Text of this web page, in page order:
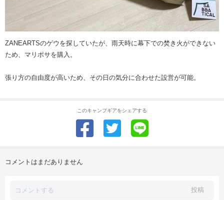
ZANEARTSのゲウを探していたが、雨天時に幕下での焚き火ができない
ため、マリポサを購入。
張り方の自由度が高いため、その日の気分に合わせた設営が可能。
このキャンプギアをシェアする
コメントはまだありません
投稿